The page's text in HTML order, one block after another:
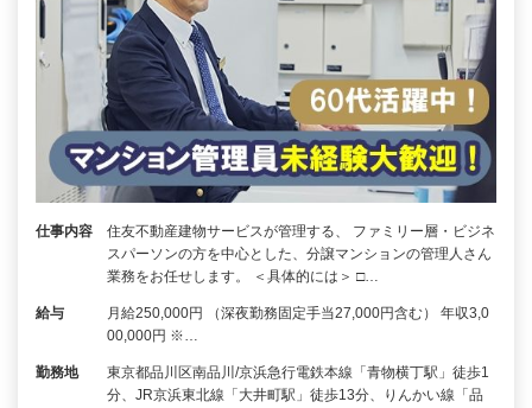
仕事内容
住友不動産建物サービスが管理する、 ファミリー層・ビジネ
スパーソンの方を中心とした、分譲マンションの管理人さん
業務をお任せします。 ＜具体的には＞ □…
給与
月給250,000円 （深夜勤務固定手当27,000円含む） 年収3,0
00,000円 ※…
勤務地
東京都品川区南品川/京浜急行電鉄本線「青物横丁駅」徒歩1
分、JR京浜東北線「大井町駅」徒歩13分、りんかい線「品